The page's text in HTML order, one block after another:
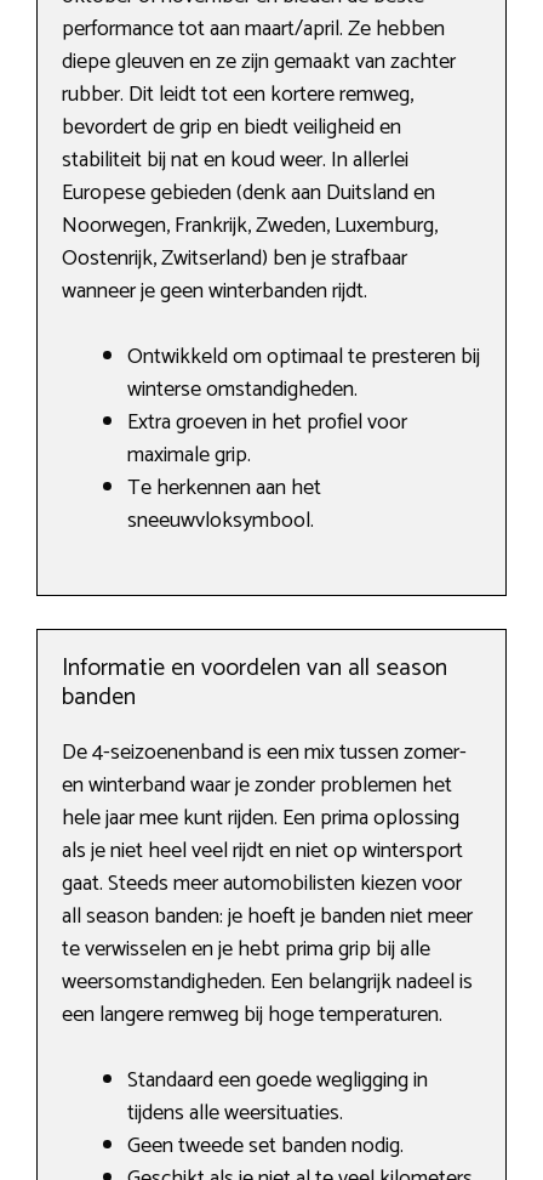
performance tot aan maart/april. Ze hebben
diepe gleuven en ze zijn gemaakt van zachter
rubber. Dit leidt tot een kortere remweg,
bevordert de grip en biedt veiligheid en
stabiliteit bij nat en koud weer. In allerlei
Europese gebieden (denk aan Duitsland en
Noorwegen, Frankrijk, Zweden, Luxemburg,
Oostenrijk, Zwitserland) ben je strafbaar
wanneer je geen winterbanden rijdt.
Ontwikkeld om optimaal te presteren bij
winterse omstandigheden.
Extra groeven in het profiel voor
maximale grip.
Te herkennen aan het
sneeuwvloksymbool.
Informatie en voordelen van all season
banden
De 4-seizoenenband is een mix tussen zomer-
en winterband waar je zonder problemen het
hele jaar mee kunt rijden. Een prima oplossing
als je niet heel veel rijdt en niet op wintersport
gaat. Steeds meer automobilisten kiezen voor
all season banden: je hoeft je banden niet meer
te verwisselen en je hebt prima grip bij alle
weersomstandigheden. Een belangrijk nadeel is
een langere remweg bij hoge temperaturen.
Standaard een goede wegligging in
tijdens alle weersituaties.
Geen tweede set banden nodig.